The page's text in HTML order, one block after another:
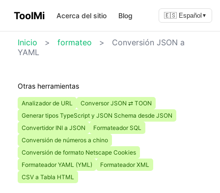
ToolMi Acerca del sitio Blog 🇪🇸 Español ▼
Inicio > formateo >
Conversión JSON a
YAML
Otras herramientas
Analizador de URL
Conversor JSON ⇄ TOON
Generar tipos TypeScript y JSON Schema desde JSON
Convertidor INI a JSON
Formateador SQL
Conversión de números a chino
Conversión de formato Netscape Cookies
Formateador YAML (YML)
Formateador XML
CSV a Tabla HTML